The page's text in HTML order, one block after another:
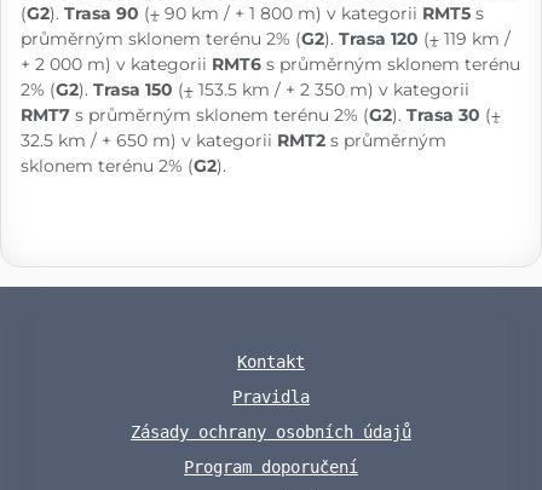
(G2). Trasa 90 (⨦ 90 km / + 1 800 m) v kategorii RMT5 s
průměrným sklonem terénu 2% (G2). Trasa 120 (⨦ 119 km /
+ 2 000 m) v kategorii RMT6 s průměrným sklonem terénu
2% (G2). Trasa 150 (⨦ 153.5 km / + 2 350 m) v kategorii
RMT7 s průměrným sklonem terénu 2% (G2). Trasa 30 (⨦
32.5 km / + 650 m) v kategorii RMT2 s průměrným
sklonem terénu 2% (G2).
Kontakt
Pravidla
Zásady ochrany osobních údajů
Program doporučení